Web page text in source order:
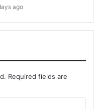
ago
Required fields are